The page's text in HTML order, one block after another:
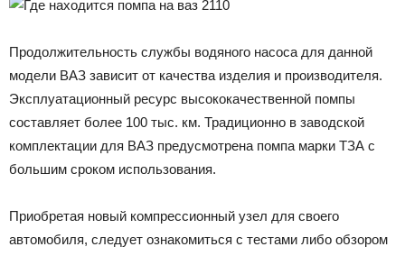
Продолжительность службы водяного насоса для данной
модели ВАЗ зависит от качества изделия и производителя.
Эксплуатационный ресурс высококачественной помпы
составляет более 100 тыс. км. Традиционно в заводской
комплектации для ВАЗ предусмотрена помпа марки ТЗА с
большим сроком использования.
Приобретая новый компрессионный узел для своего
автомобиля, следует ознакомиться с тестами либо обзором